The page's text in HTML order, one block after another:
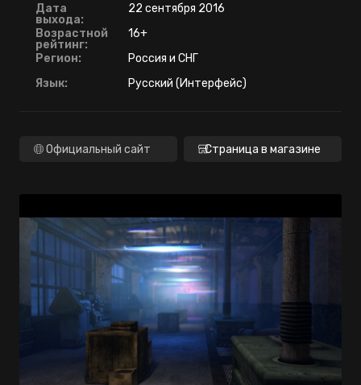
Дата
выхода:
22 сентября 2016
Возрастной
рейтинг:
16+
Регион:
Россия и СНГ
Язык:
Русский (Интерфейс)
Официальный сайт Страница в магазине